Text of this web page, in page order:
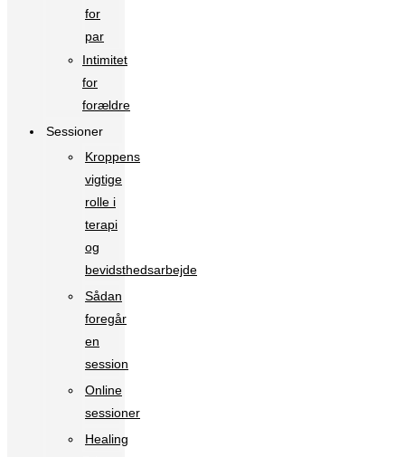
for
par
Intimitet
for
forældre
Sessioner
Kroppens
vigtige
rolle i
terapi
og
bevidsthedsarbejde
Sådan
foregår
en
session
Online
sessioner
Healing